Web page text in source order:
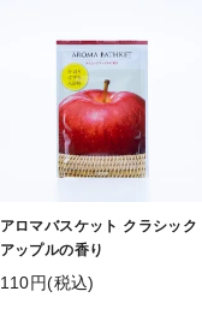
アロマバスケット クラシック
アップルの香り
110円(税込)